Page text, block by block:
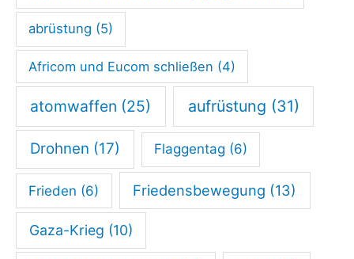
abrüstung (5)
Africom und Eucom schließen (4)
atomwaffen (25) aufrüstung (31)
Drohnen (17) Flaggentag (6)
Frieden (6) Friedensbewegung (13)
Gaza-Krieg (10)